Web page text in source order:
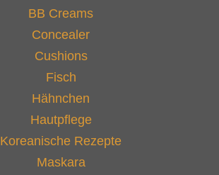
BB Creams
Concealer
Cushions
Fisch
Hähnchen
Hautpflege
Koreanische Rezepte
Maskara